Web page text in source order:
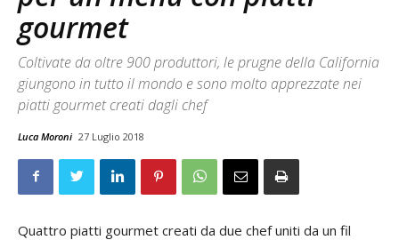
gourmet
Coltivate da oltre 900 produttori, le prugne della California
giungono in tutto il mondo e sono molto apprezzate nei
piatti gourmet creati dagli chef
Luca Moroni 27 Luglio 2018
Quattro piatti gourmet creati da due chef uniti da un fil